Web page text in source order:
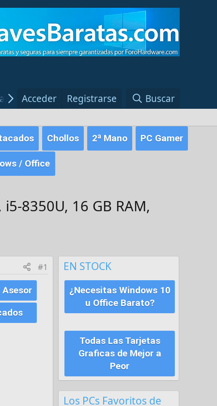
Windows Red Fansite.es
Acceder Registrarse Buscar
Chollos 2ª Mano PC Gamer
/ Office
8350U, 16 GB RAM,
#1 EN STOCK
¿Necesitas Windows 10
u Office Barato?
Todas Las Tarjetas
Graficas de Mejor a
Peor
Los PCs Favoritos de